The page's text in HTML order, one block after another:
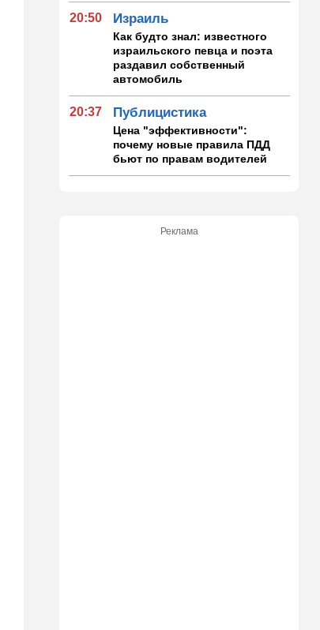
20:50 Израиль
Как будто знал: известного
израильского певца и поэта
раздавил собственный
автомобиль
20:37 Публицистика
Цена "эффективности":
почему новые правила ПДД
бьют по правам водителей
видеосъемка автобусного
Реклама